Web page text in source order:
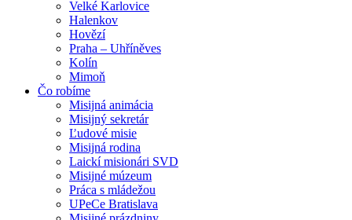
Velké Karlovice
Halenkov
Hovězí
Praha – Uhříněves
Kolín
Mimoň
Čo robíme
Misijná animácia
Misijný sekretár
Ľudové misie
Misijná rodina
Laickí misionári SVD
Misijné múzeum
Práca s mládežou
UPeCe Bratislava